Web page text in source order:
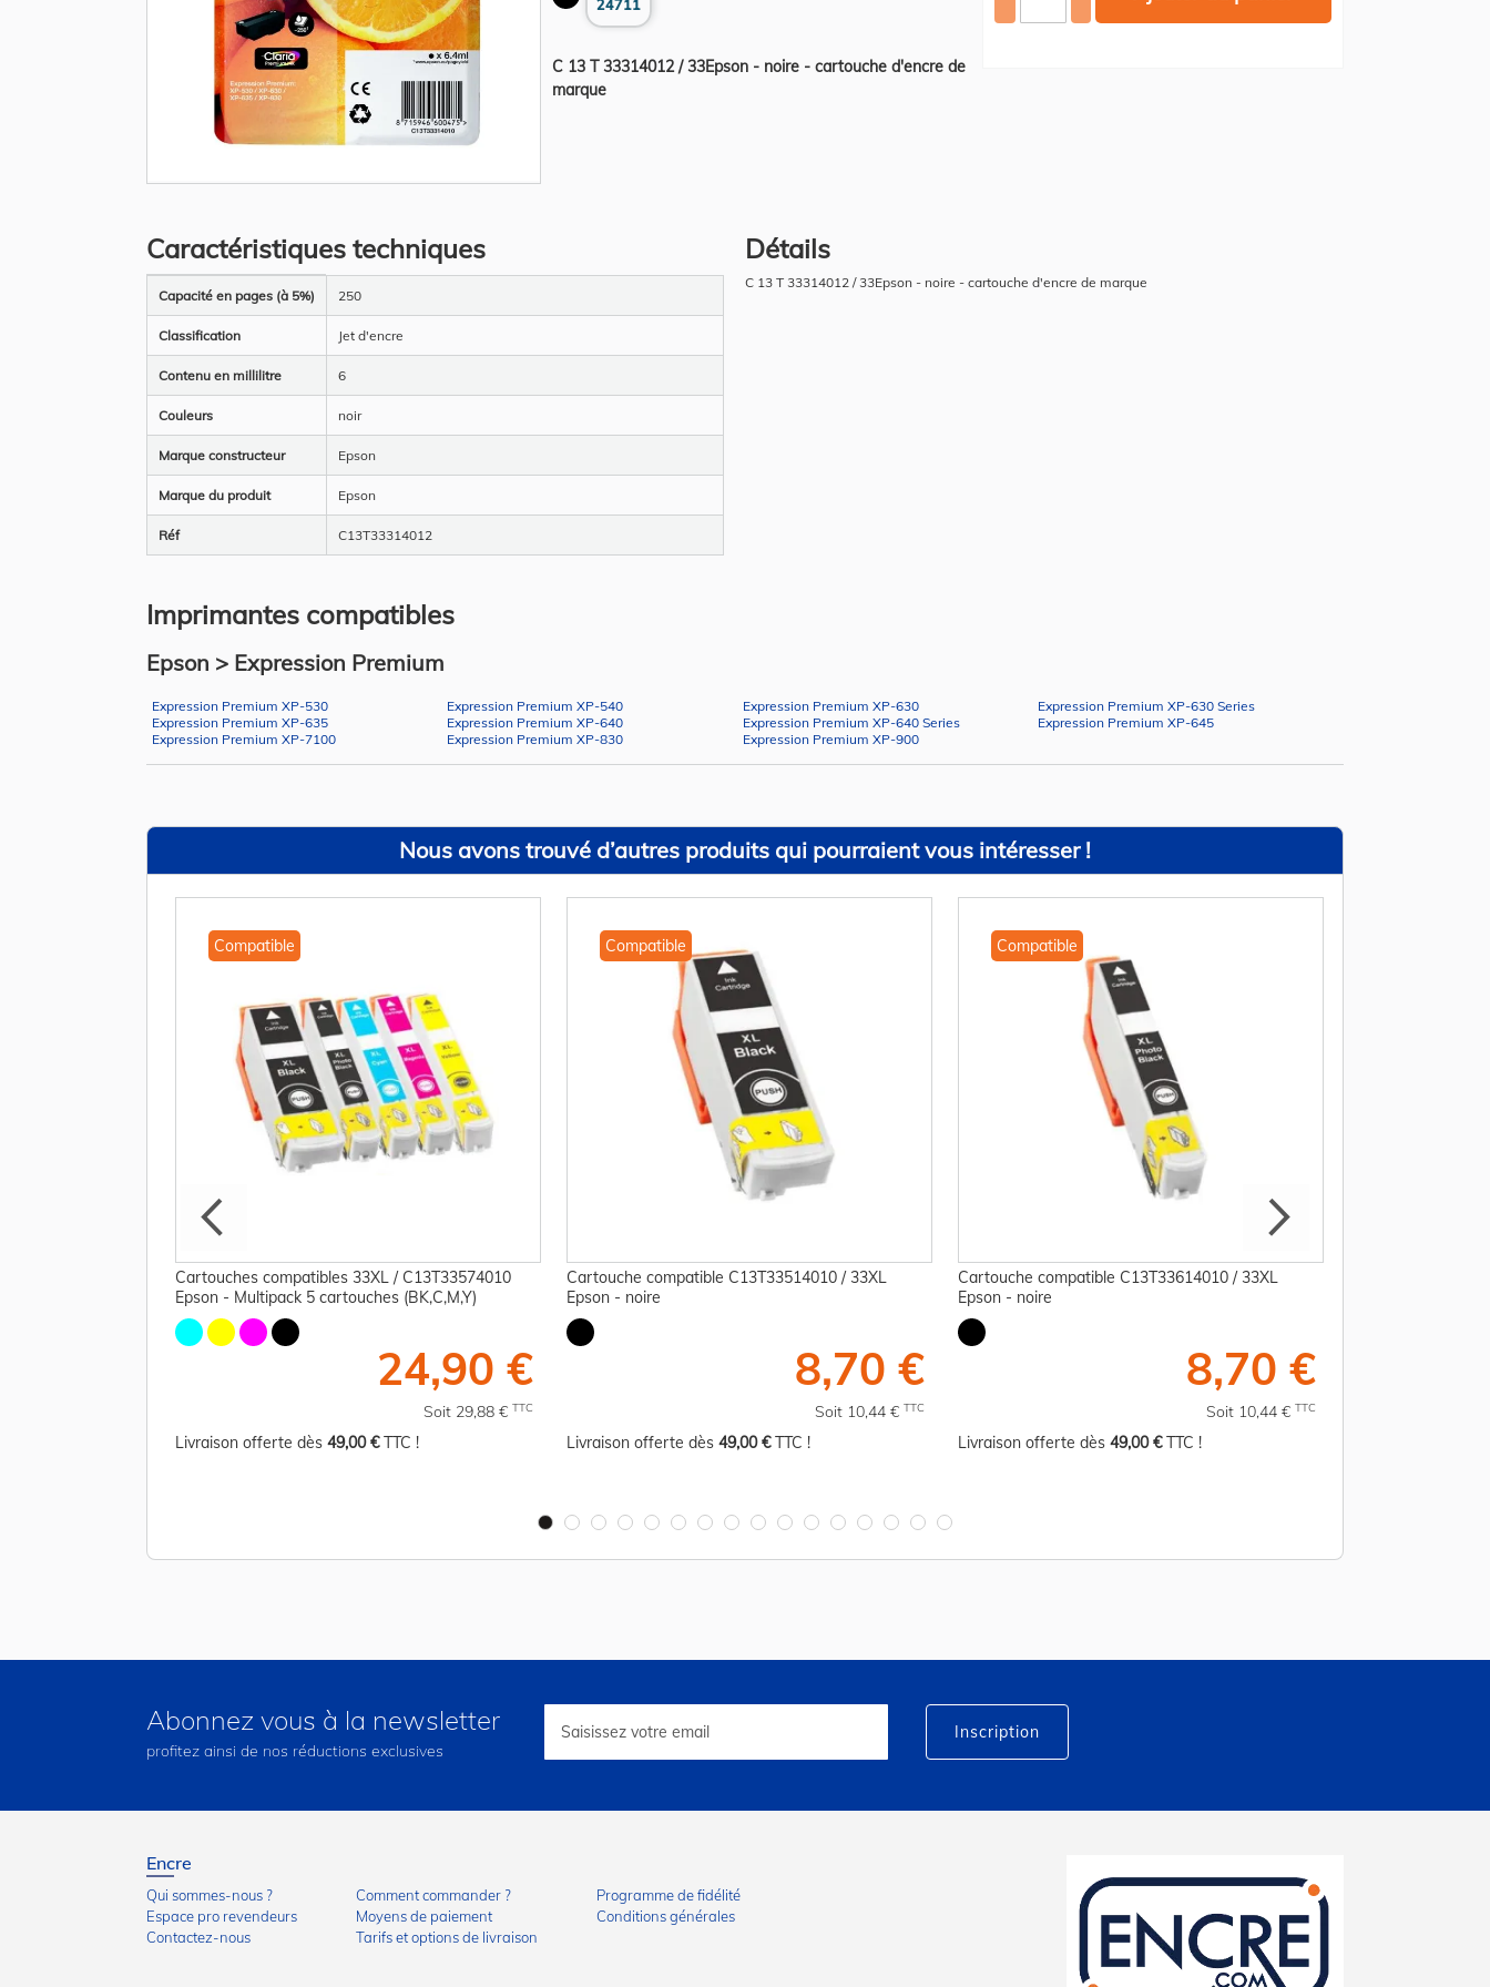
beginning
of
the
images
gallery
24711
C 13 T 33314012 / 33Epson - noire - cartouche d'encre de
marque
Caractéristiques techniques
d’information
Capacité en pages (à 5%) 250
Classification Jet d'encre
Contenu en millilitre 6
Couleurs noir
Marque constructeur Epson
Marque du produit Epson
Réf C13T33314012
Détails
C 13 T 33314012 / 33Epson - noire - cartouche d'encre de marque
Imprimantes compatibles
Epson > Expression Premium
Expression Premium XP-530 Expression Premium XP-540 Expression Premium XP-630
Expression Premium XP-630 Series
Expression Premium XP-635
Expression Premium XP-640 Expression Premium XP-640 Series
Expression Premium XP-645
Expression Premium XP-7100
Expression Premium XP-830 Expression Premium XP-900
Nous avons trouvé d’autres produits qui pourraient vous intéresser !
Compatible
Cartouches compatibles 33XL / C13T33574010
Epson - Multipack 5 cartouches (BK,C,M,Y)
24,90 €
Soit 29,88 € TTC
Livraison offerte dès 49,00 €TTC !
Compatible
Cartouche compatible C13T33514010 / 33XL
Epson - noire
8,70 €
Soit 10,44 € TTC
Livraison offerte dès 49,00 €TTC !
Compatible
Cartouche compatible C13T33614010 / 33XL
Epson - noire
8,70 €
Soit 10,44 € TTC
Livraison offerte dès 49,00 €TTC !
Abonnez vous à la newsletter
profitez ainsi de nos réductions exclusives
lettre
Inscription
Encre
Qui sommes-nous ?
Espace pro revendeurs
Contactez-nous
Comment commander ?
Moyens de paiement
Tarifs et options de livraison
Programme de fidélité
Conditions générales